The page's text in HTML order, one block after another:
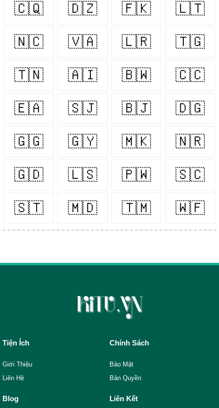
🇨🇶 🇩🇿 🇫🇰 🇱🇹
🇳🇨 🇻🇦 🇱🇷 🇹🇬
🇹🇳 🇦🇮 🇧🇼 🇨🇨
🇪🇦 🇸🇯 🇧🇯 🇩🇬
🇬🇬 🇬🇾 🇲🇰 🇳🇷
🇬🇩 🇱🇸 🇵🇼 🇸🇨
🇸🇹 🇲🇩 🇹🇲 🇼🇫
Tiện Ích
Giới Thiệu
Liên Hệ
Chính Sách
Bảo Mật
Bản Quyền
Blog Liên Kết